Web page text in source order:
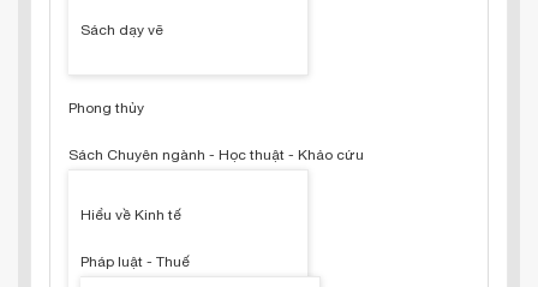
Sách dạy vẽ
Phong thủy
Sách Chuyên ngành - Học thuật - Khảo cứu
Hiểu về Kinh tế
Pháp luật - Thuế